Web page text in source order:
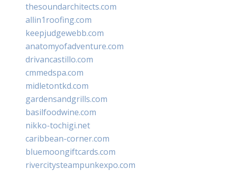
thesoundarchitects.com
allin1roofing.com
keepjudgewebb.com
anatomyofadventure.com
drivancastillo.com
cmmedspa.com
midletontkd.com
gardensandgrills.com
basilfoodwine.com
nikko-tochigi.net
caribbean-corner.com
bluemoongiftcards.com
rivercitysteampunkexpo.com